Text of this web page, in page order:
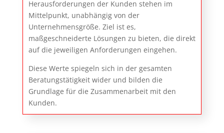
Herausforderungen der Kunden stehen im
Mittelpunkt, unabhängig von der
Unternehmensgröße. Ziel ist es,
maßgeschneiderte Lösungen zu bieten, die direkt
auf die jeweiligen Anforderungen eingehen.
Diese Werte spiegeln sich in der gesamten
Beratungstätigkeit wider und bilden die
Grundlage für die Zusammenarbeit mit den
Kunden.